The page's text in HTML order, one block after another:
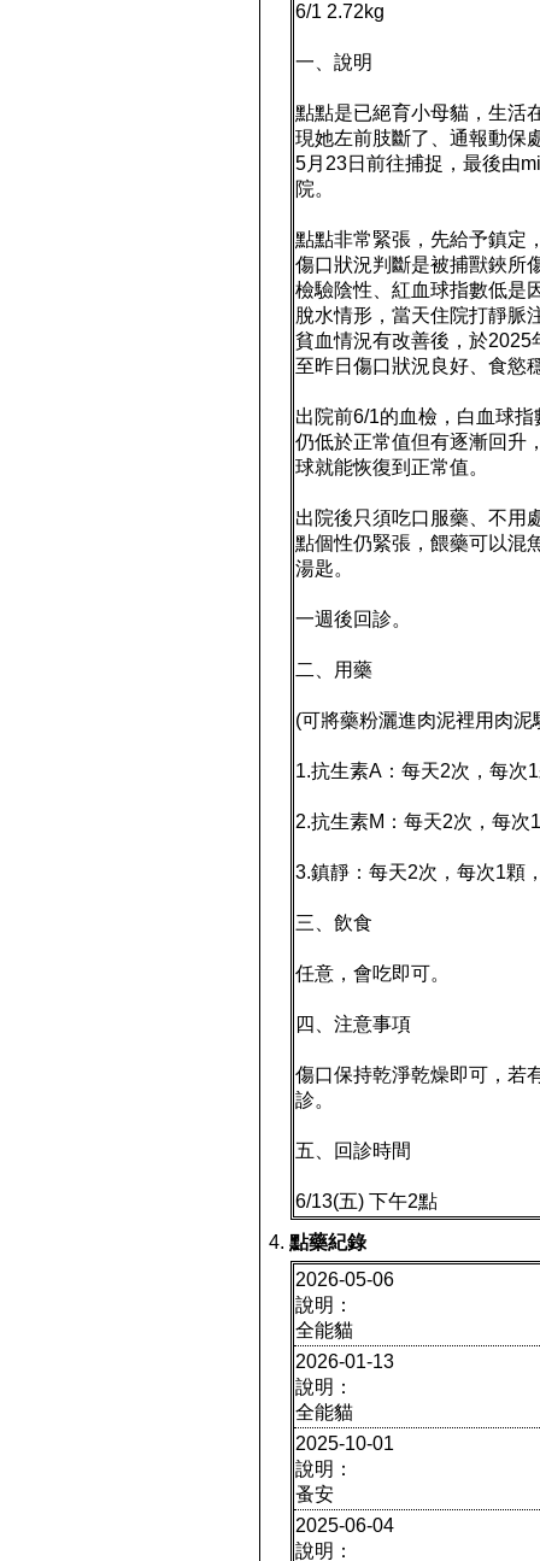
6/1 2.72kg
一、說明
點點是已絕育小母貓，生活
現她左前肢斷了、通報動保
5月23日前往捕捉，最後由
院。
點點非常緊張，先給予鎮定
傷口狀況判斷是被捕獸鋏所
檢驗陰性、紅血球指數低是
脫水情形，當天住院打靜脈
貧血情況有改善後，於
至昨日傷口狀況良好、食慾
出院前6/1的血檢，白血球
仍低於正常值但有逐漸回升
球就能恢復到正常值。
出院後只須吃口服藥、不用
點個性仍緊張，餵藥可以混
湯匙。
一週後回診。
二、用藥
(可將藥粉灑進肉泥裡用肉泥
1.抗生素A：每天2次，每次
2.抗生素M：每天2次，每次
3.鎮靜：每天2次，每次1顆
三、飲食
任意，會吃即可。
四、注意事項
傷口保持乾淨乾燥即可，若
診。
五、回診時間
6/13(五) 下午2點
點藥紀錄
2026-05-06
說明：
全能貓
2026-01-13
說明：
全能貓
2025-10-01
說明：
蚤安
2025-06-04
說明：